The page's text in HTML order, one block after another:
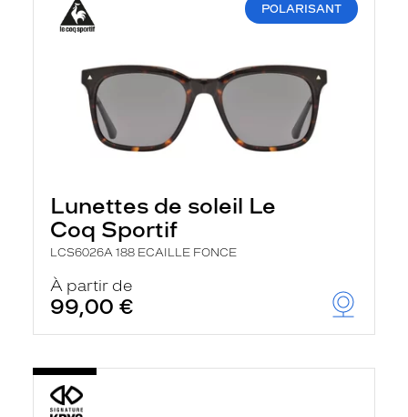
POLARISANT
Lunettes de soleil Le
Coq Sportif
LCS6026A 188 ECAILLE FONCE
À partir de
99,00 €